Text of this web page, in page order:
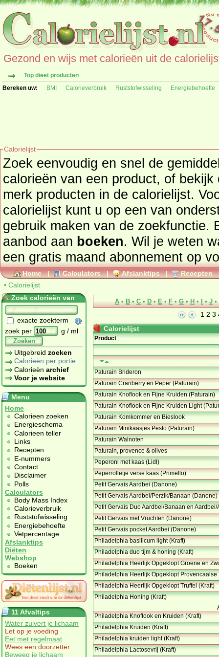
Gezond en wijs met calorieën uit de
Top dieet producten
Bereken uw:
BMI Calorieverbruik Ruststofwisseling Energiebehoefte
Calorielijst
Zoek eenvoudig en snel de
calorieën van een product, of
merk producten in de calorielijst.
calorielijst kunt u op een van
gebruik maken van de zoekfunctie.
aanbod aan boeken. Wil je weten
een gratis maand abonnement op
Home | Calculators | Afslanktips | Recepten
• Calorielijst
Zoek calorieën van
exacte zoekterm
zoek per
g / ml
Zoeken
Uitgebreid zoeken
Calorieën per portie
Calorieën archief
Voor je website
Menu
Home
Calorieen zoeken
Energieschema
Calorieen teller
Links
Recepten
E-nummers
Contact
Disclaimer
Polls
Calculators
Body Mass Index
Calorieverbruik
Ruststofwisseling
Energiebehoefte
Vetpercentage
Afslanktips
Diëten
Webshop
Boeken
11 Afvaltips
Water zuivert je lichaam
Let op je voeding
Eet met regelmaat
Wees een doorzetter
Beweeg je lichaam
A • B • C • D • E • F • G • H • • J •
1 2 3
Calorielijst
Product
Paturain Brideron
Paturain Cranberry en Peper (Paturain)
Paturain Knoflook en Fijne Kruiden (Paturain)
Paturain Knoflook en Fijne Kruiden Light
Paturain Komkommer en Bieslook
Paturain Minikaasjes Pesto (Paturain)
Paturain Walnoten
Paturain, provence & olives
Peperoni met kaas (Lidl)
Peperrolletje verse kaas (Primello)
Petit Gervais Aardbei (Danone)
Petit Gervais Aardbei/Perzik/Banaan (Danone)
Petit Gervais Duo Aardbei/Banaan en
Petit Gervais met Vruchten (Danone)
Petit Gervais pocket Aardbei (Danone)
Philadelphia basilicum light (Kraft)
Philadelphia duo tijm & honing (Kraft)
Philadelphia Heerlijk Opgeklopt Groene en
Philadelphia Heerlijk Opgeklopt Provencaalse
Philadelphia Heerlijk Opgeklopt Truffel (Kraft)
Philadelphia Honing (Kraft)
Philadelphia Knoflook en Kruiden (Kraft)
Philadelphia Kruiden (Kraft)
Philadelphia kruiden light (Kraft)
Philadelphia Lactosevrij (Kraft)